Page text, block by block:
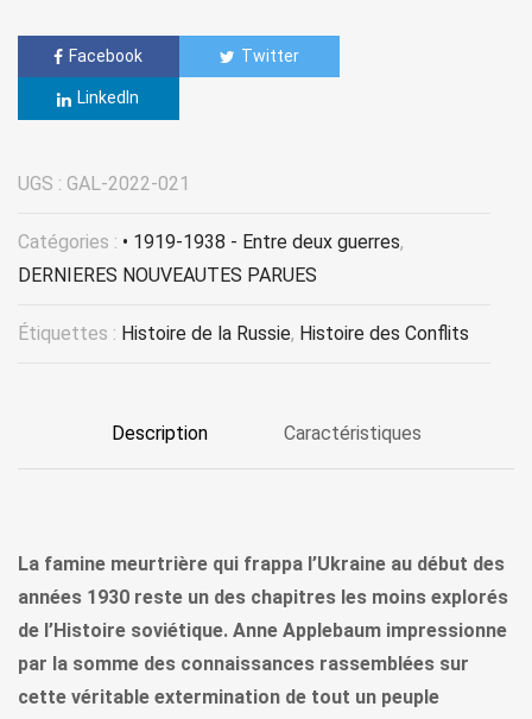
Facebook Twitter
LinkedIn
UGS : GAL-2022-021
Catégories : • 1919-1938 - Entre deux guerres,
DERNIERES NOUVEAUTES PARUES
Étiquettes : Histoire de la Russie, Histoire des Conflits
Description Caractéristiques
La famine meurtrière qui frappa l’Ukraine au début des
années 1930 reste un des chapitres les moins explorés
de l’Histoire soviétique. Anne Applebaum impressionne
par la somme des connaissances rassemblées sur
cette véritable extermination de tout un peuple